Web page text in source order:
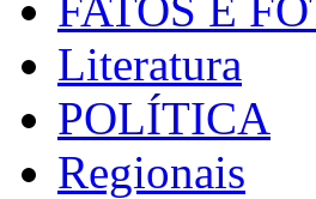
Literatura
POLÍTICA
Regionais